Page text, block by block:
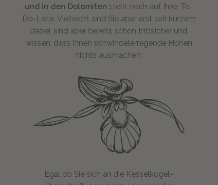
und in den Dolomiten steht noch auf Ihrer To-
Do-Liste. Vielleicht sind Sie aber erst seit kurzem
dabei, sind aber bereits schon trittsicher und
wissen, dass Ihnen schwindelerregende Höhen
nichts ausmachen.
Egal ob Sie sich an die Kesselkogel-